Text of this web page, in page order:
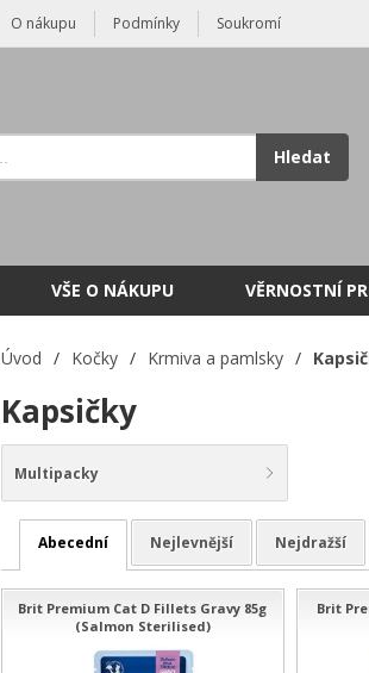
O nákupu Podmínky Soukromí
Hledat
VŠE O NÁKUPU VĚRNOSTNÍ
Úvod / Kočky / Krmiva a pamlsky /
Kapsičky
Multipacky
Abecední Nejlevnější Nejdražší
Brit Premium Cat D Fillets Gravy 85g
(Salmon Sterilised)
Brit